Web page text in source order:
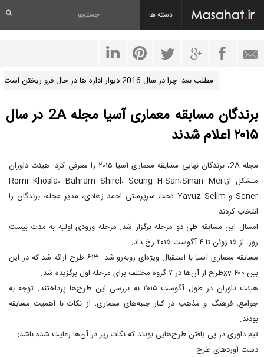
دسته ها
مطلب بعد :چرا در سال 2016 دیوار اداره ها در حال فرو ریختن است
برندگان مسابقه معماری آسیا مجله 2A در سال
۲۰۱۵ اعلام شدند
مجله 2A، برندگان نهایی مسابقه معماری آسیا ۲۰۱۵ را معرفی کرد. هیئت داوران
متشکل ازRomi Khosla، Bahram Shirel، Seung H-San،Sinan Mert
Sener و Yavuz Selim تحت سرپرستی احمد زهادی، مدیر مجله، برندگان را
انتخاب کردند.
امسال این مسابقه طی دو مرحله برگزار شد. مرحله ورودی اولیه به مدت بیست
روز، از ۱۵ ژوئن تا ۴ آگوست ۲۰۱۵ رخ داد.
مسابقه معماری آسیا با استقبال ویژه‌ای روبه‌رو شد. ۶۱۳ طرح ارائه شد که در این
بین ۴۰۰ xvطرح از آن‌ها در ۷ گروه مختلف برای مرحله اول برگزیده شد.
هیئت داوران در طول آگوست ۲۰۱۵ به بررسی این طرح‌ها پرداختند. توجه به
جوامع، فرهنگ و مذهب در کنار جنبه‌های معماری، از نکات با اهمیت مسابقه
بودند.
تیم داوری در پی یافتن طرح‌هایی بودند که نکات زیر در آن‌ها رعایت شده باشد:
دست آوردهای طرح